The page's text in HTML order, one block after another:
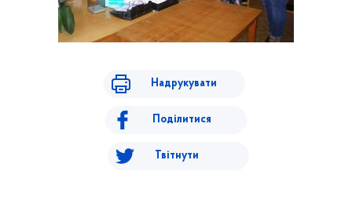
Надрукувати
Поділитися
Твітнути